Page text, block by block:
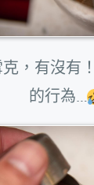
克，有沒有
的行為…